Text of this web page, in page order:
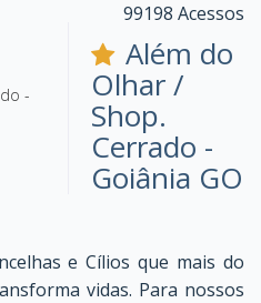
99198 Acessos
Além do
Olhar /
Shop.
Cerrado -
Goiânia GO
e Cílios que mais do
vidas. Para nossos